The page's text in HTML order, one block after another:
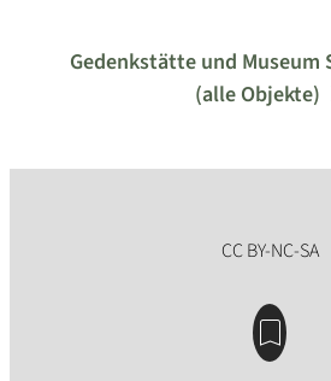
Gedenkstätte und Museum
(alle Objekte)